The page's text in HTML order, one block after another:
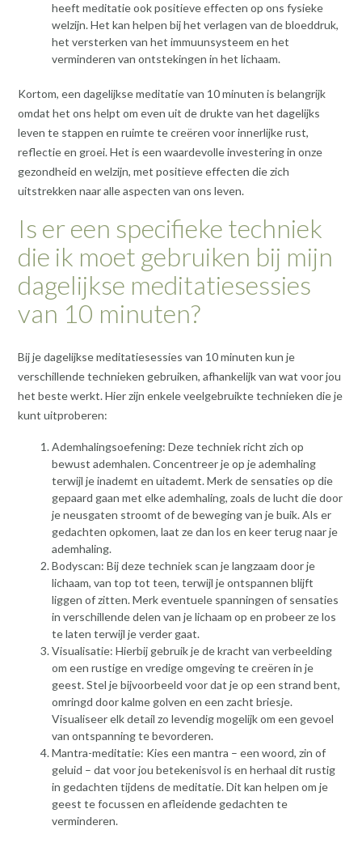
heeft meditatie ook positieve effecten op ons fysieke
welzijn. Het kan helpen bij het verlagen van de bloeddruk,
het versterken van het immuunsysteem en het
verminderen van ontstekingen in het lichaam.
Kortom, een dagelijkse meditatie van 10 minuten is belangrijk
omdat het ons helpt om even uit de drukte van het dagelijks
leven te stappen en ruimte te creëren voor innerlijke rust,
reflectie en groei. Het is een waardevolle investering in onze
gezondheid en welzijn, met positieve effecten die zich
uitstrekken naar alle aspecten van ons leven.
Is er een specifieke techniek
die ik moet gebruiken bij mijn
dagelijkse meditatiesessies
van 10 minuten?
Bij je dagelijkse meditatiesessies van 10 minuten kun je
verschillende technieken gebruiken, afhankelijk van wat voor jou
het beste werkt. Hier zijn enkele veelgebruikte technieken die je
kunt uitproberen:
Ademhalingsoefening: Deze techniek richt zich op
bewust ademhalen. Concentreer je op je ademhaling
terwijl je inademt en uitademt. Merk de sensaties op die
gepaard gaan met elke ademhaling, zoals de lucht die door
je neusgaten stroomt of de beweging van je buik. Als er
gedachten opkomen, laat ze dan los en keer terug naar je
ademhaling.
Bodyscan: Bij deze techniek scan je langzaam door je
lichaam, van top tot teen, terwijl je ontspannen blijft
liggen of zitten. Merk eventuele spanningen of sensaties
in verschillende delen van je lichaam op en probeer ze los
te laten terwijl je verder gaat.
Visualisatie: Hierbij gebruik je de kracht van verbeelding
om een rustige en vredige omgeving te creëren in je
geest. Stel je bijvoorbeeld voor dat je op een strand bent,
omringd door kalme golven en een zacht briesje.
Visualiseer elk detail zo levendig mogelijk om een gevoel
van ontspanning te bevorderen.
Mantra-meditatie: Kies een mantra – een woord, zin of
geluid – dat voor jou betekenisvol is en herhaal dit rustig
in gedachten tijdens de meditatie. Dit kan helpen om je
geest te focussen en afleidende gedachten te
verminderen.